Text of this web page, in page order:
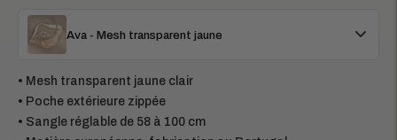
Ava - Mesh transparent jaune
• Mesh transparent jaune clair
• Poche extérieure zippée
• Sangle réglable de 58 à 100 cm